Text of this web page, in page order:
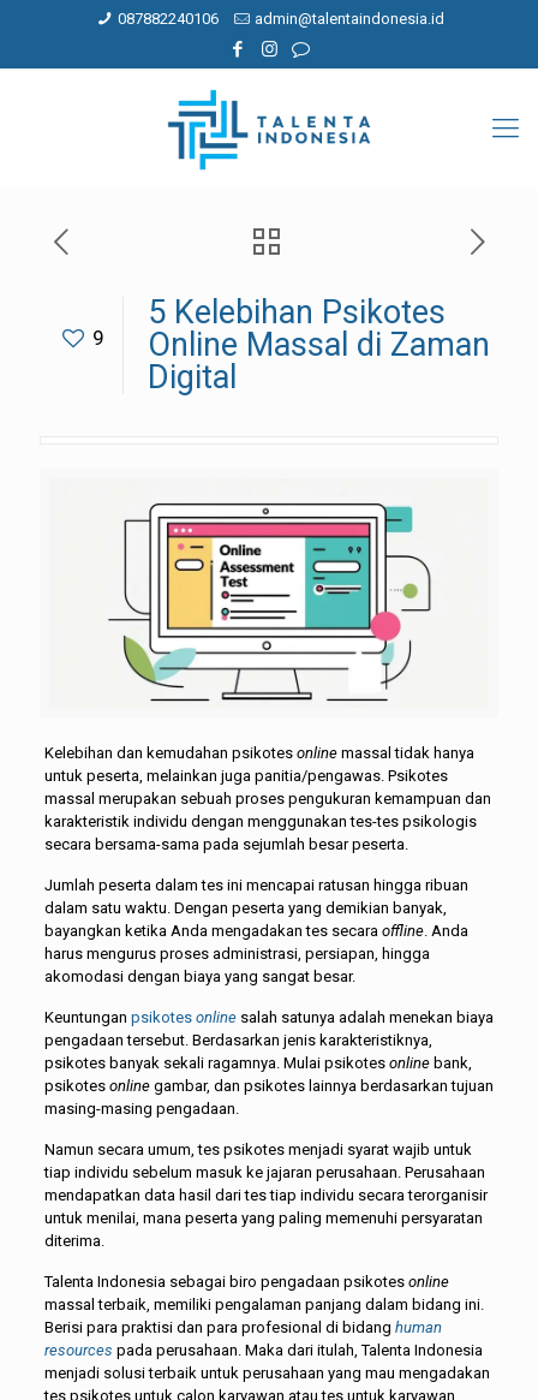
087882240106 admin@talentaindonesia.id
9
5 Kelebihan Psikotes
Online Massal di Zaman
Digital
Kelebihan dan kemudahan psikotes onlinemassal tidak hanya
untuk peserta, melainkan juga panitia/pengawas. Psikotes
massal merupakan sebuah proses pengukuran kemampuan dan
karakteristik individu dengan menggunakan tes-tes psikologis
secara bersama-sama pada sejumlah besar peserta.
Jumlah peserta dalam tes ini mencapai ratusan hingga ribuan
dalam satu waktu. Dengan peserta yang demikian banyak,
bayangkan ketika Anda mengadakan tes secara offline. Anda
harus mengurus proses administrasi, persiapan, hingga
akomodasi dengan biaya yang sangat besar.
Keuntungan psikotes onlinesalah satunya adalah menekan biaya
pengadaan tersebut. Berdasarkan jenis karakteristiknya,
psikotes banyak sekali ragamnya. Mulai psikotes onlinebank,
psikotes onlinegambar, dan psikotes lainnya berdasarkan tujuan
masing-masing pengadaan.
Namun secara umum, tes psikotes menjadi syarat wajib untuk
tiap individu sebelum masuk ke jajaran perusahaan. Perusahaan
mendapatkan data hasil dari tes tiap individu secara terorganisir
untuk menilai, mana peserta yang paling memenuhi persyaratan
diterima.
Talenta Indonesia sebagai biro pengadaan psikotes online
massal terbaik, memiliki pengalaman panjang dalam bidang ini.
Berisi para praktisi dan para profesional di bidang human
resources pada perusahaan. Maka dari itulah, Talenta Indonesia
menjadi solusi terbaik untuk perusahaan yang mau mengadakan
tes psikotes untuk calon karyawan atau tes untuk karyawan